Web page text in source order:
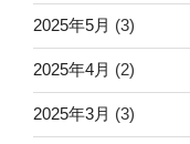
2025年5月 (3)
2025年4月 (2)
2025年3月 (3)